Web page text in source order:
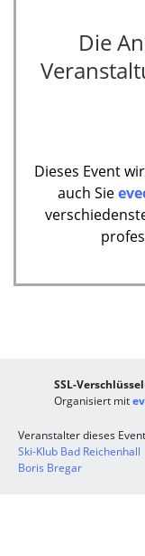
Die
Dieses Event
auch Sie
SSL-
Organisiert mit
Veranstalter dieses
Ski-Klub Bad Reichenhall
Boris Bregar